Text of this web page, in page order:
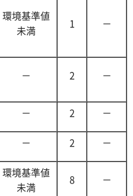
環境基準値
未満
1 －
－ 2 －
－ 2 －
－ 2 －
環境基準値
未満
8 －